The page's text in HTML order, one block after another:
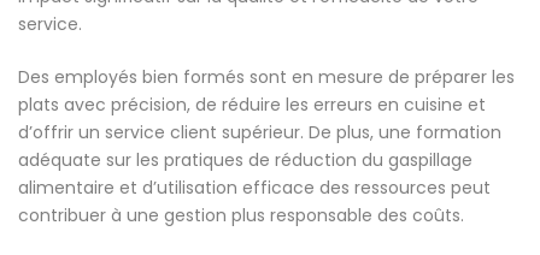
service.
Des employés bien formés sont en mesure de préparer les
plats avec précision, de réduire les erreurs en cuisine et
d’offrir un service client supérieur. De plus, une formation
adéquate sur les pratiques de réduction du gaspillage
alimentaire et d’utilisation efficace des ressources peut
contribuer à une gestion plus responsable des coûts.